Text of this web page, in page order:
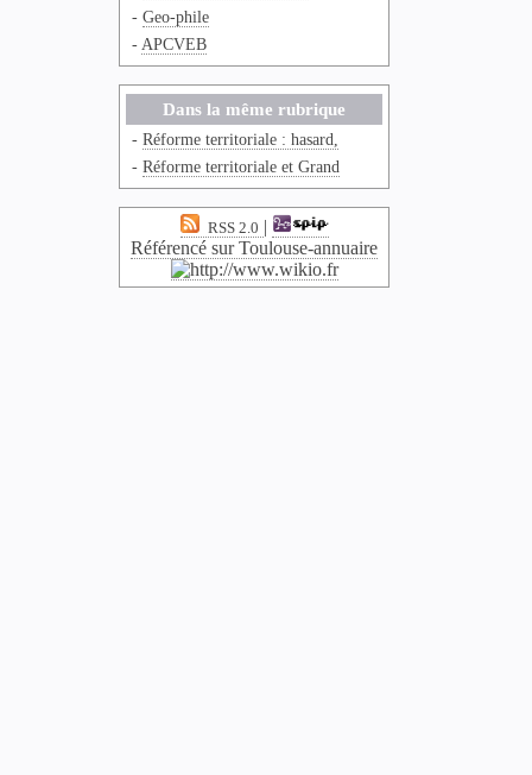
- Geo-phile
- APCVEB
Dans la même rubrique
- Réforme territoriale : hasard,
- Réforme territoriale et Grand
RSS 2.0 |
Référencé sur Toulouse-annuaire